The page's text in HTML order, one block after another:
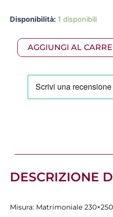
originale
era:
Disponibilità: 1 disponibili
Lanerossi
Geisha
coperta
cashmere
AGGIUNGI AL
DESCRIZIONE
Misura: Matrimoniale